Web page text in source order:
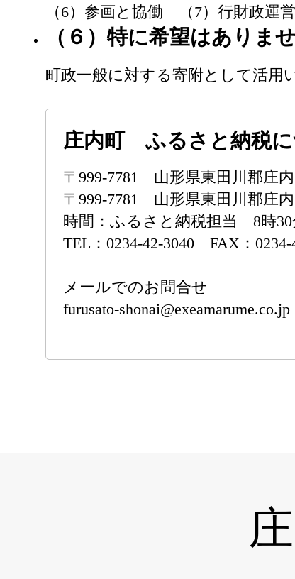
（6）参画と協働 （7）行財政運営
（６）特に希望はありま
町政一般に対する寄附として活用
庄内町 ふるさと納税
〒999-7781 山形県東田川郡
〒999-7781 山形県東田川郡庄
時間：ふるさと納税担当 8時30
TEL：0234-42-3040 FAX：0234-
メールでのお問合せ
furusato-shonai@exeamarume.co.jp